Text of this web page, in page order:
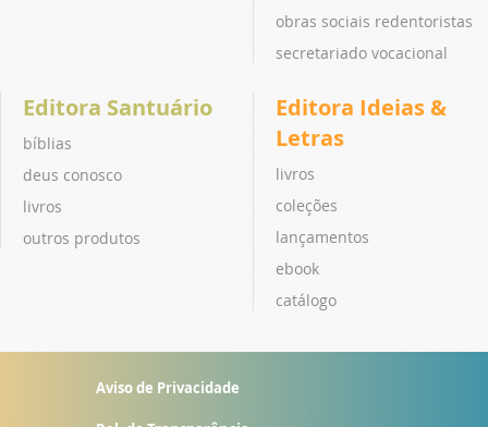
obras sociais redentoristas
secretariado vocacional
Editora Santuário
bíblias
deus conosco
livros
outros produtos
Editora Ideias &
Letras
livros
coleções
lançamentos
ebook
catálogo
Aviso de Privacidade